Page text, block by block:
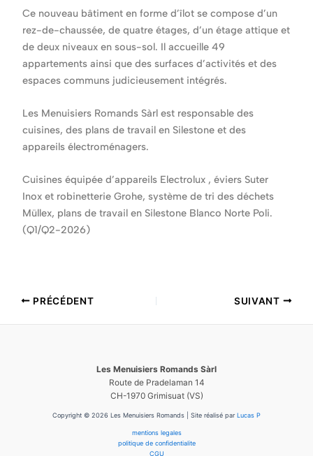
Ce nouveau bâtiment en forme d’îlot se compose d’un
rez-de-chaussée, de quatre étages, d’un étage attique et
de deux niveaux en sous-sol. Il accueille 49
appartements ainsi que des surfaces d’activités et des
espaces communs judicieusement intégrés.
Les Menuisiers Romands Sàrl est responsable des
cuisines, des plans de travail en Silestone et des
appareils électroménagers.
Cuisines équipée d’appareils Electrolux , éviers Suter
Inox et robinetterie Grohe, système de tri des déchets
Müllex, plans de travail en Silestone Blanco Norte Poli.
(Q1/Q2-2026)
PRÉCÉDENT SUIVANT
Les Menuisiers Romands Sàrl
Route de Pradelaman 14
CH-1970 Grimisuat (VS)
Copyright © 2026 Les Menuisiers Romands | Site réalisé par Lucas P
mentions legales
politique de confidentialite
CGU